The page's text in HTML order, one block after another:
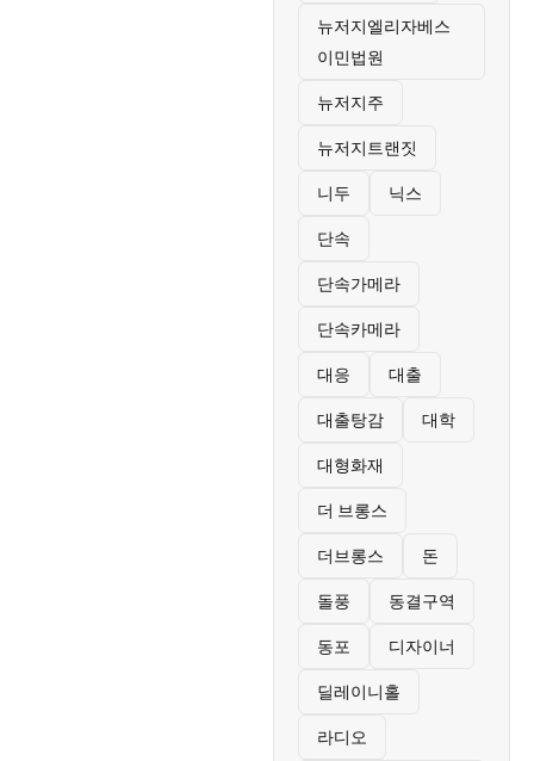
뉴저지엘리자베스
이민법원
뉴저지주
뉴저지트랜짓
니두 닉스
단속
단속가메라
단속카메라
대응 대출
대출탕감 대학
대형화재
더 브롱스
더브롱스 돈
돌풍 동결구역
동포 디자이너
딜레이니홀
라디오